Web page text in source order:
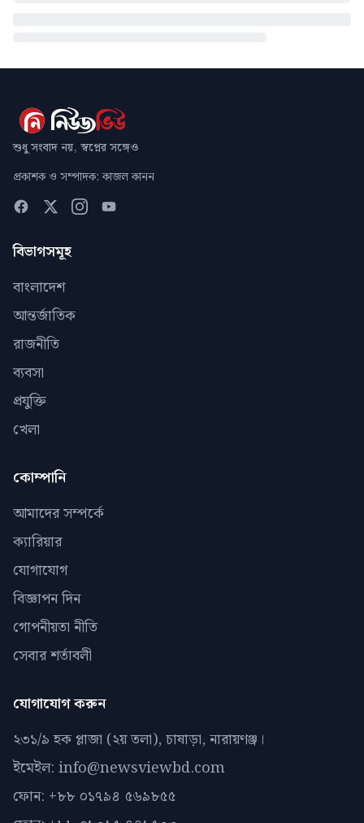
শুধু সংবাদ নয়, স্বপ্নের সঙ্গেও
প্রকাশক ও সম্পাদক: কাজল কানন
বিভাগসমূহ
বাংলাদেশ
আন্তর্জাতিক
রাজনীতি
ব্যবসা
প্রযুক্তি
খেলা
কোম্পানি
আমাদের সম্পর্কে
ক্যারিয়ার
যোগাযোগ
বিজ্ঞাপন দিন
গোপনীয়তা নীতি
সেবার শর্তাবলী
যোগাযোগ করুন
২৩১/৯ হক প্লাজা (২য় তলা), চাষাড়া, নারায়ণঞ্জ।
ইমেইল: info@newsviewbd.com
ফোন: +৮৮ ০১৭৯৪ ৫৬৯৮৫৫